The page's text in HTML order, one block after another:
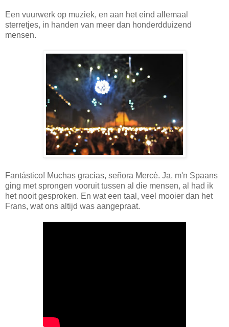
Een vuurwerk op muziek, en aan het eind allemaal
sterretjes, in handen van meer dan honderdduizend
mensen.
Fantástico! Muchas gracias, señora Mercè. Ja, m'n Spaans
ging met sprongen vooruit tussen al die mensen, al had ik
het nooit gesproken. En wat een taal, veel mooier dan het
Frans, wat ons altijd was aangepraat.